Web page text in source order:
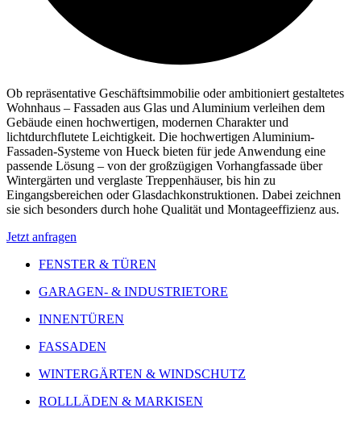
Ob repräsentative Geschäftsimmobilie oder ambitioniert gestaltetes
Wohnhaus – Fassaden aus Glas und Aluminium verleihen dem
Gebäude einen hochwertigen, modernen Charakter und
lichtdurchflutete Leichtigkeit. Die hochwertigen Aluminium-
Fassaden-Systeme von Hueck bieten für jede Anwendung eine
passende Lösung – von der großzügigen Vorhangfassade über
Wintergärten und verglaste Treppenhäuser, bis hin zu
Eingangsbereichen oder Glasdachkonstruktionen. Dabei zeichnen
sie sich besonders durch hohe Qualität und Montageeffizienz aus.
Jetzt anfragen
FENSTER & TÜREN
GARAGEN- & INDUSTRIETORE
INNENTÜREN
FASSADEN
WINTERGÄRTEN & WINDSCHUTZ
ROLLLÄDEN & MARKISEN